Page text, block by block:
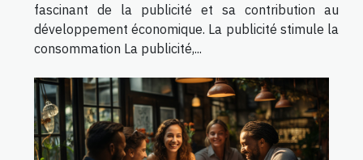
fascinant de la publicité et sa contribution au
développement économique. La publicité stimule la
consommation La publicité,...